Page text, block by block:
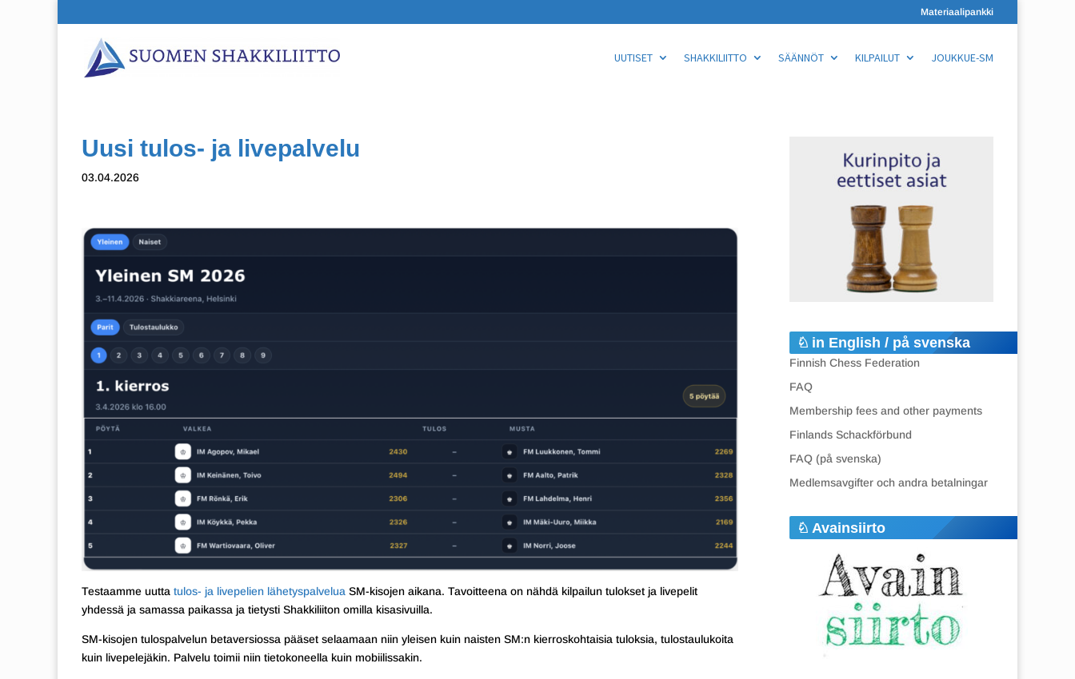
Materiaalipankki
UUTISET SHAKKILIITTO SÄÄNNÖT KILPAILUT JOUKKUE-SM
Uusi tulos- ja livepalvelu
03.04.2026
Testaamme uutta tulos- ja livepelien lähetyspalvelua SM-kisojen aikana. Tavoitteena on nähdä kilpailun tulokset ja livepelit
yhdessä ja samassa paikassa ja tietysti Shakkiliiton omilla kisasivuilla.
SM-kisojen tulospalvelun betaversiossa pääset selaamaan niin yleisen kuin naisten SM:n kierroskohtaisia tuloksia, tulostaulukoita
kuin livepelejäkin. Palvelu toimii niin tietokoneella kuin mobiilissakin.
in English / på svenska
Finnish Chess Federation
FAQ
Membership fees and other payments
Finlands Schackförbund
FAQ (på svenska)
Medlemsavgifter och andra betalningar
Avainsiirto